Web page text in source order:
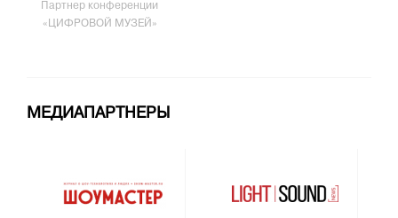
Партнер конференции
«ЦИФРОВОЙ МУЗЕЙ»
МЕДИАПАРТНЕРЫ